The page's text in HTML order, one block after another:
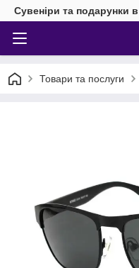
Сувеніри та подарунки
Товари та послуги